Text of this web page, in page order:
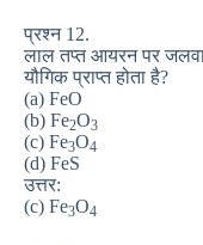
प्रश्न 12.
लाल तप्त आयरन पर
यौगिक प्राप्त होता है?
(a) FeO
(b) Fe2O3
(c) Fe3O4
(d) FeS
उत्तर:
(c) Fe3O4